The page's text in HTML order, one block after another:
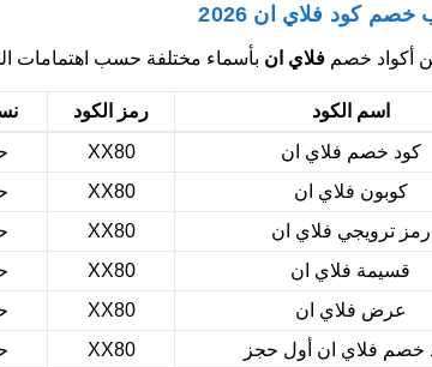
كود فلاي ان 2026
أكواد خصم فلاي ان بأسماء مختلفة حسب اهتمامات
اسم الكود رمز الكود
كود خصم فلاي ان
XX80
كوبون فلاي ان
XX80
رمز ترويجي فلاي ان
XX80
قسيمة فلاي ان
XX80
عرض فلاي ان
XX80
خصم فلاي ان أول حجز
XX80